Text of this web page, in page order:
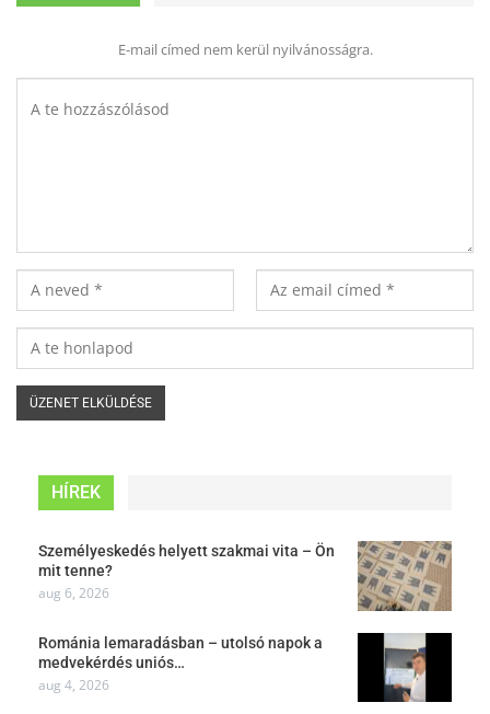
E-mail címed nem kerül nyilvánosságra.
HÍREK
Személyeskedés helyett szakmai vita – Ön
mit tenne?
aug 6, 2026
Románia lemaradásban – utolsó napok a
medvekérdés uniós…
aug 4, 2026